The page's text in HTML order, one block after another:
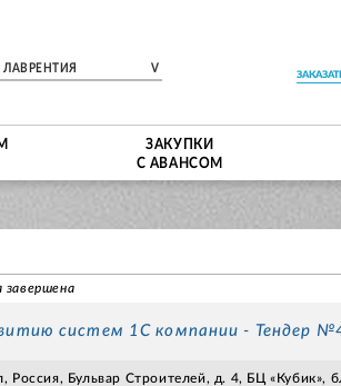
ЛАВРЕНТИЯ V
ЗАКУПКИ
С АВАНСОМ
завершена
систем 1С компании - Тендер
Россия, Бульвар Строителей, д. 4, БЦ «Кубик»,